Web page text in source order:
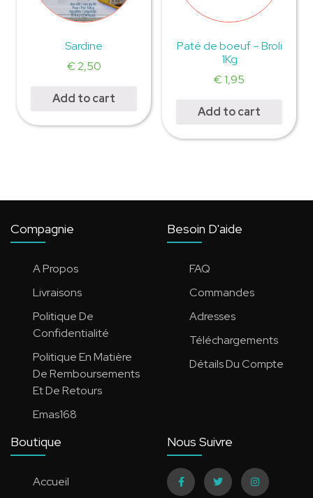
Sardine
€2,50
Add to cart
Paté de boeuf – Broli
1Kg
€1,95
Add to cart
Compagnie
A Propos
Livraisons
Politique De
Confidentialité
Politique En Matière
De Remboursements
Et De Retours
Emas168
Besoin D'aide
FAQ
Commandes
Adresses
Téléchargements
Détails Du Compte
Boutique
Accueil
Nous Suivre